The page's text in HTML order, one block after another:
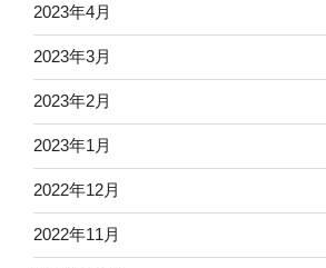
2023年4月
2023年3月
2023年2月
2023年1月
2022年12月
2022年11月